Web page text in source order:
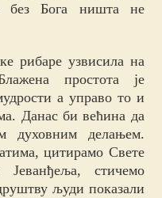
без Бога ништа не
рибаре узвисила на
простота је
а управо то и
Данас би већина да
духовним делањем.
цитирамо Свете
стичемо
људи показали